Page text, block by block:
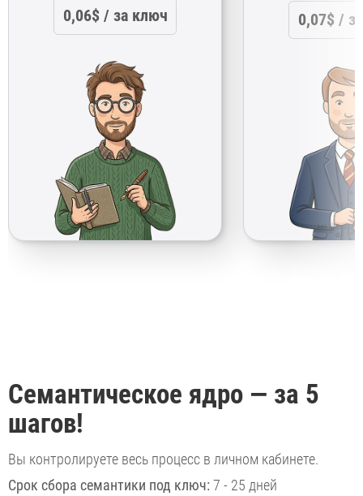
0,06$ / за ключ 0,07$ /
Семантическое ядро — за 5
шагов!
Вы контролируете весь процесс в личном кабинете.
Срок сбора семантики под ключ: 7 - 25 дней